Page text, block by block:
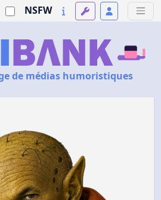
NSFW
de médias humoristiques